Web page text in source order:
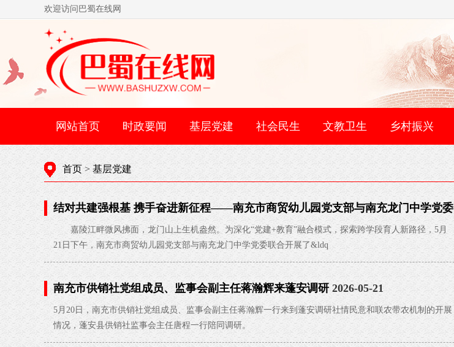
欢迎访问巴蜀在线网
网站首页 时政要闻 基层党建 社会民生 文教卫生 乡村振兴
首页> 基层党建
结对共建强根基 携手奋进新征程——南充市商贸幼儿园党支部与南充龙门中学党委
开展支部共建主题党日活动 2026-05-25
嘉陵江畔微风拂面，龙门山上生机盎然。为深化“党建+教育”融合模式，探索跨学段育人新路径，5月
21日下午，南充市商贸幼儿园党支部与南充龙门中学党委联合开展了&ldq
南充市供销社党组成员、监事会副主任蒋瀚辉来蓬安调研 2026-05-21
5月20日，南充市供销社党组成员、监事会副主任蒋瀚辉一行来到蓬安调研社情民意和联农带农机制的开展
情况，蓬安县供销社监事会主任唐程一行陪同调研。
蒋瀚辉一行